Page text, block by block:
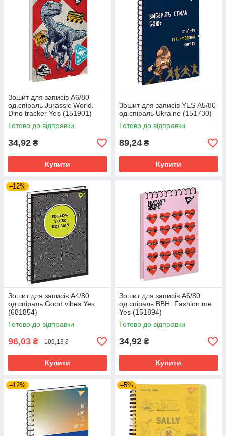
Зошит для записів А6/80
од.спіраль Jurassic World.
Dino tracker Yes (151901)
Готово до відправки
34,92 ₴
Купити
Зошит для записів YES А5/80
од.спіраль Ukraine (151730)
Готово до відправки
89,24 ₴
Купити
–12%
Зошит для записів А4/80
од.спіраль Good vibes Yes
(681854)
Готово до відправки
96,03 ₴ 109,13 ₴
Купити
Зошит для записів А6/80
од.спіраль BBH. Fashion me
Yes (151894)
Готово до відправки
34,92 ₴
Купити
–12% –5%